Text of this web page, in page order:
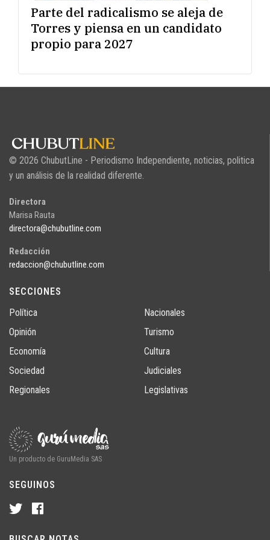
Parte del radicalismo se aleja de
Torres y piensa en un candidato
propio para 2027
© 2026 ChubutLine - Periodismo Independiente, noticias, politica
y un análisis de la realidad diferente.
Directora
Marisa Rauta
directora@chubutline.com
Redacción
redaccion@chubutline.com
SECCIONES
Política
Opinión
Economía
Sociedad
Regionales
Nacionales
Turismo
Cultura
Judiciales
Legislativas
Un producto de GuruMedia SAS
SEGUINOS